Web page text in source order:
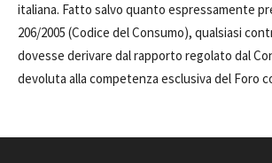
italiana. Fatto salvo quanto espressamente
206/2005 (Codice del Consumo), qualsiasi
dovesse derivare dal rapporto regolato dal
devoluta alla competenza esclusiva del Foro